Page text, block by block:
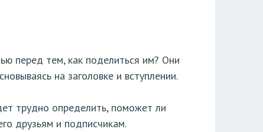
перед тем, как поделиться им? Они
на заголовке и вступлении.
трудно определить, поможет ли
друзьям и подписчикам.